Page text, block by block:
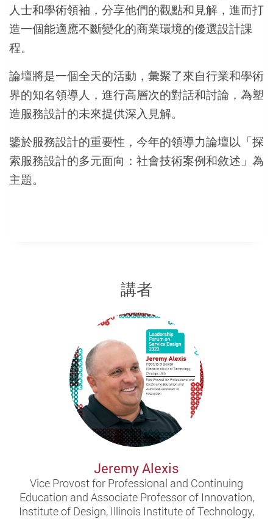
人士和學術領袖，分享他們的觀點和見解，進而打
造一個能適應不斷變化的商業環境的優選設計課
程。
論壇將是一個全天的活動，彙聚了來自行業和學術
界的知名領導人，進行高層次的對話和討論，為塑
造服務設計的未來提供深入見解。
鑒於服務設計的重要性，今年的領導力論壇以「探
索服務設計的多元面向：社會技術案例和敘述」為
主題。
講者
Jeremy Alexis
Vice Provost for Professional and Continuing
Education and Associate Professor of Innovation,
Institute of Design, Illinois Institute of Technology,